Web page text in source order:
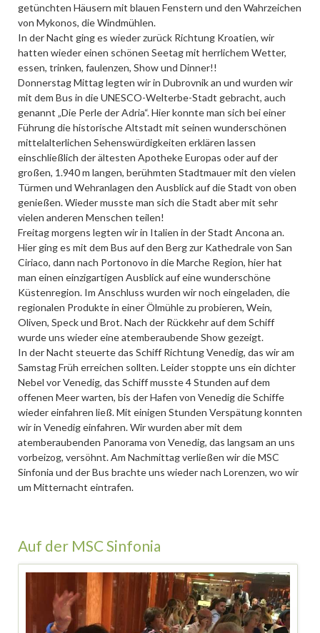
getünchten Häusern mit blauen Fenstern und den Wahrzeichen
von Mykonos, die Windmühlen.
In der Nacht ging es wieder zurück Richtung Kroatien, wir
hatten wieder einen schönen Seetag mit herrlichem Wetter,
essen, trinken, faulenzen, Show und Dinner!!
Donnerstag Mittag legten wir in Dubrovnik an und wurden wir
mit dem Bus in die UNESCO-Welterbe-Stadt gebracht, auch
genannt „Die Perle der Adria“. Hier konnte man sich bei einer
Führung die historische Altstadt mit seinen wunderschönen
mittelalterlichen Sehenswürdigkeiten erklären lassen
einschließlich der ältesten Apotheke Europas oder auf der
großen, 1.940 m langen, berühmten Stadtmauer mit den vielen
Türmen und Wehranlagen den Ausblick auf die Stadt von oben
genießen. Wieder musste man sich die Stadt aber mit sehr
vielen anderen Menschen teilen!
Freitag morgens legten wir in Italien in der Stadt Ancona an.
Hier ging es mit dem Bus auf den Berg zur Kathedrale von San
Ciriaco, dann nach Portonovo in die Marche Region, hier hat
man einen einzigartigen Ausblick auf eine wunderschöne
Küstenregion. Im Anschluss wurden wir noch eingeladen, die
regionalen Produkte in einer Ölmühle zu probieren, Wein,
Oliven, Speck und Brot. Nach der Rückkehr auf dem Schiff
wurde uns wieder eine atemberaubende Show gezeigt.
In der Nacht steuerte das Schiff Richtung Venedig, das wir am
Samstag Früh erreichen sollten. Leider stoppte uns ein dichter
Nebel vor Venedig, das Schiff musste 4 Stunden auf dem
offenen Meer warten, bis der Hafen von Venedig die Schiffe
wieder einfahren ließ. Mit einigen Stunden Verspätung konnten
wir in Venedig einfahren. Wir wurden aber mit dem
atemberaubenden Panorama von Venedig, das langsam an uns
vorbeizog, versöhnt. Am Nachmittag verließen wir die MSC
Sinfonia und der Bus brachte uns wieder nach Lorenzen, wo wir
um Mitternacht eintrafen.
Auf der MSC Sinfonia